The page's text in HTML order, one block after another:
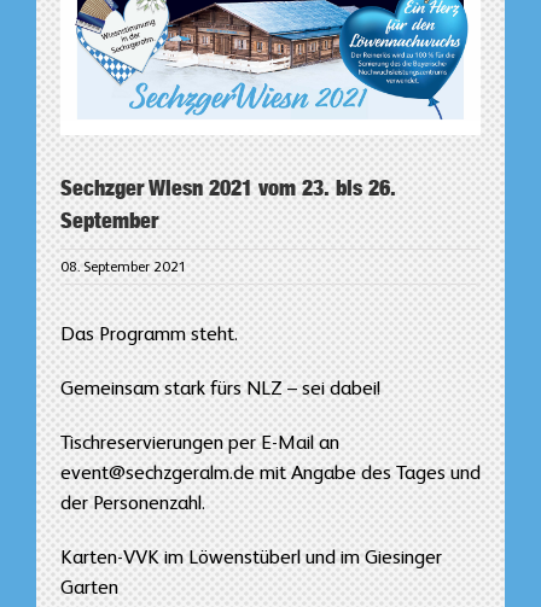
Sechzger Wiesn 2021 vom 23. bis 26.
September
08. September 2021
Das Programm steht.
Gemeinsam stark fürs NLZ – sei dabei!
Tischreservierungen per E-Mail an
event@sechzgeralm.de mit Angabe des Tages und
der Personenzahl.
Karten-VVK im Löwenstüberl und im Giesinger
Garten